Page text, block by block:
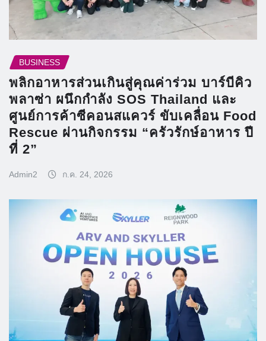
BUSINESS
พลิกอาหารส่วนเกินสู่คุณค่าร่วม บาร์บีคิว
พลาซ่า ผนึกกำลัง SOS Thailand และ
ศูนย์การค้าซีคอนสแควร์ ขับเคลื่อน Food
Rescue ผ่านกิจกรรม “ครัวรักษ์อาหาร ปี
ที่ 2”
Admin2 ก.ค. 24, 2026